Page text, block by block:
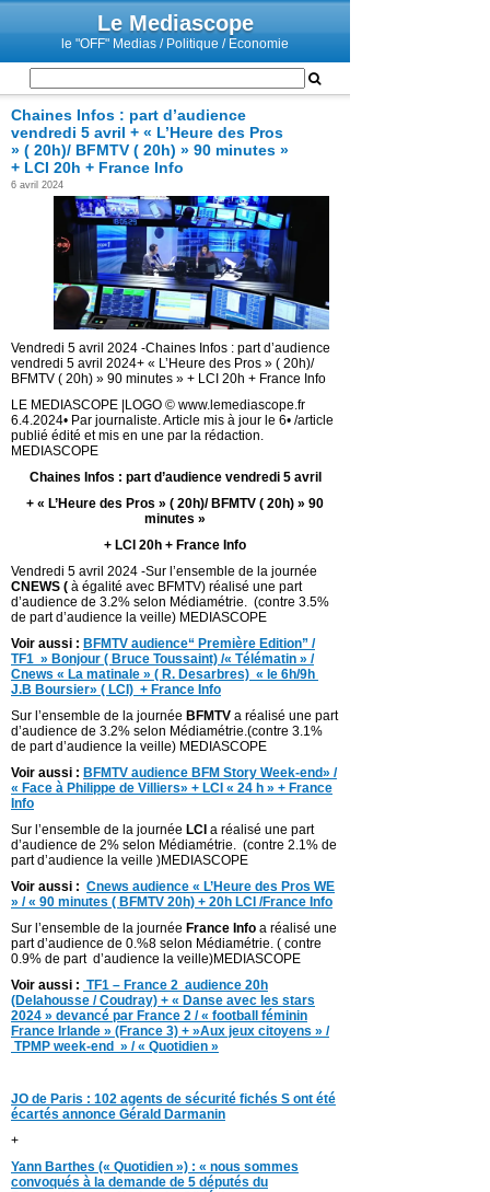
Le Mediascope
le "OFF" Medias / Politique / Economie
Chaines Infos : part d’audience
vendredi 5 avril + « L’Heure des Pros
» ( 20h)/ BFMTV ( 20h) » 90 minutes »
+ LCI 20h + France Info
6 avril 2024
Vendredi 5 avril 2024 -Chaines Infos : part d’audience
vendredi 5 avril 2024+ « L’Heure des Pros » ( 20h)/
BFMTV ( 20h) » 90 minutes » + LCI 20h + France Info
LE MEDIASCOPE |LOGO © www.lemediascope.fr
6.4.2024• Par journaliste. Article mis à jour le 6• /article
publié édité et mis en une par la rédaction.
MEDIASCOPE
Chaines Infos : part d’audience vendredi 5 avril
+ « L’Heure des Pros » ( 20h)/ BFMTV ( 20h) » 90
minutes »
+ LCI 20h + France Info
Vendredi 5 avril 2024 -Sur l’ensemble de la journée
CNEWS ( à égalité avec BFMTV) réalisé une part
d’audience de 3.2% selon Médiamétrie. (contre 3.5%
de part d’audience la veille) MEDIASCOPE
Voir aussi : BFMTV audience“ Première Edition” /
TF1 » Bonjour ( Bruce Toussaint) /« Télématin » /
Cnews « La matinale » ( R. Desarbres) « le 6h/9h
J.B Boursier» ( LCI) + France Info
Sur l’ensemble de la journée BFMTV a réalisé une part
d’audience de 3.2% selon Médiamétrie.(contre 3.1%
de part d’audience la veille) MEDIASCOPE
Voir aussi : BFMTV audience BFM Story Week-end» /
« Face à Philippe de Villiers» + LCI « 24 h » + France
Info
Sur l’ensemble de la journée LCI a réalisé une part
d’audience de 2% selon Médiamétrie. (contre 2.1% de
part d’audience la veille )MEDIASCOPE
Voir aussi : Cnews audience « L’Heure des Pros WE
» / « 90 minutes ( BFMTV 20h) + 20h LCI /France Info
Sur l’ensemble de la journée France Info a réalisé une
part d’audience de 0.%8 selon Médiamétrie. ( contre
0.9% de part d’audience la veille)MEDIASCOPE
Voir aussi : TF1 – France 2 audience 20h
(Delahousse / Coudray) + « Danse avec les stars
2024 » devancé par France 2 / « football féminin
France Irlande » (France 3) + »Aux jeux citoyens » /
TPMP week-end » / « Quotidien »
JO de Paris : 102 agents de sécurité fichés S ont été
écartés annonce Gérald Darmanin
+
Yann Barthes (« Quotidien ») : « nous sommes
convoqués à la demande de 5 députés du